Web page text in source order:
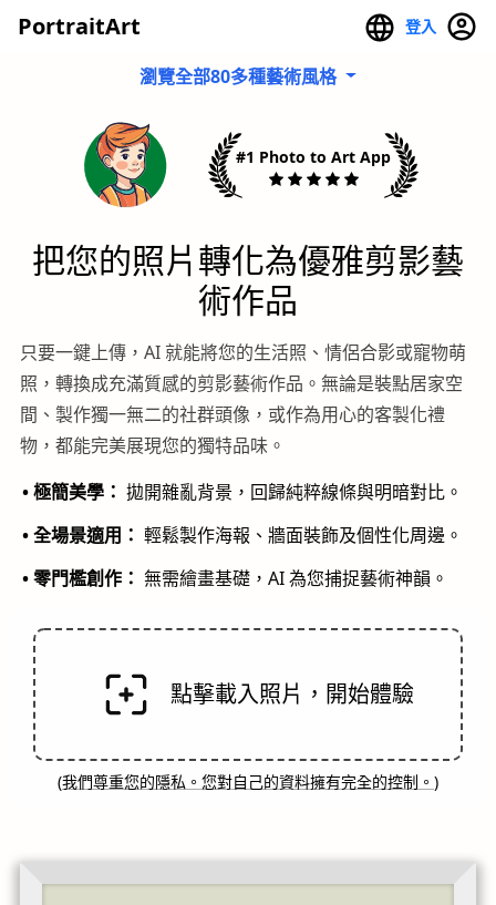
PortraitArt 登入
瀏覽全部80多種藝術風格
#1 Photo to Art App
把您的照片轉化為優雅剪影藝
術作品
只要一鍵上傳，AI 就能將您的生活照、情侶合影或寵物萌
照，轉換成充滿質感的剪影藝術作品。無論是裝點居家空
間、製作獨一無二的社群頭像，或作為用心的客製化禮
物，都能完美展現您的獨特品味。
• 極簡美學： 拋開雜亂背景，回歸純粹線條與明暗對比。
• 全場景適用： 輕鬆製作海報、牆面裝飾及個性化周邊。
• 零門檻創作： 無需繪畫基礎，AI 為您捕捉藝術神韻。
點擊載入照片，開始體驗
(我們尊重您的隱私。您對自己的資料擁有完全的控制。 )